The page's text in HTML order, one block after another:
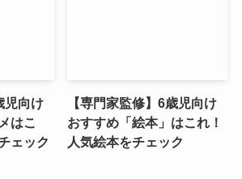
児向け
はこ
ェック
【専門家監修】6歳児向け
おすすめ「絵本」はこれ！
人気絵本をチェック